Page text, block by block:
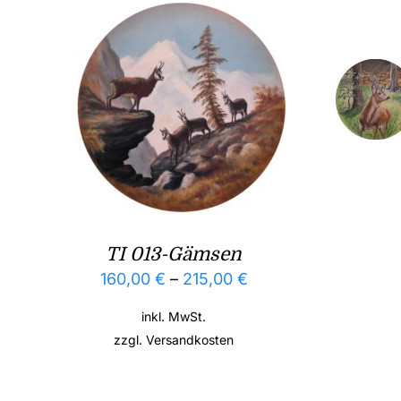
TI 013-Gämsen
160,00 € – 215,00 €
inkl. MwSt.
zzgl.Versandkosten